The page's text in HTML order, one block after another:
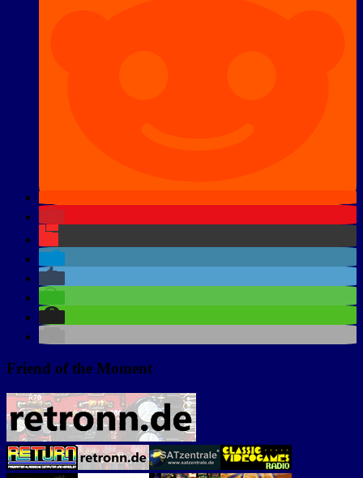
Friend of the Moment